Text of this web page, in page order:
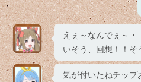
えぇ～なんでぇ～・
いそう、回想！！そ
気が付いたねチップ